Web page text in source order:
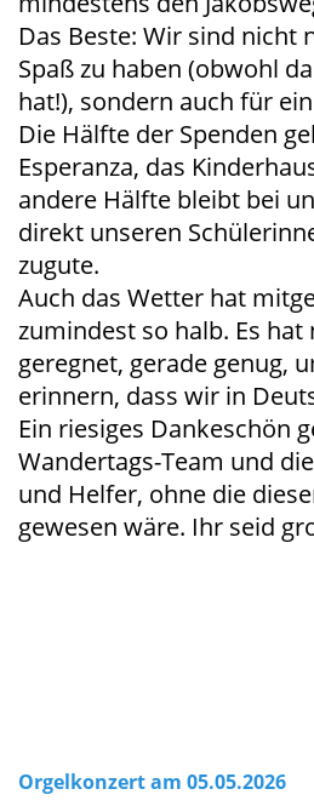
Das Beste: Wir sind nicht
Spaß zu haben (obwohl
hat!), sondern auch für
Die Hälfte der Spenden
Esperanza, das
andere Hälfte bleibt bei
direkt unseren
zugute.
Auch das Wetter hat
zumindest so halb. Es hat
geregnet, gerade genug,
erinnern, dass wir in
Ein riesiges Dankeschön
Wandertags-Team und
und Helfer, ohne die
gewesen wäre. Ihr seid
Orgelkonzert am 05.05.2026